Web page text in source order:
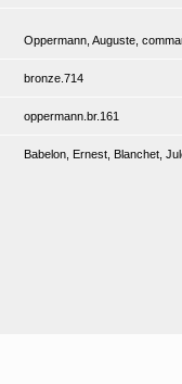
Oppermann, Auguste,
bronze.714
oppermann.br.161
Babelon, Ernest, Blanchet,